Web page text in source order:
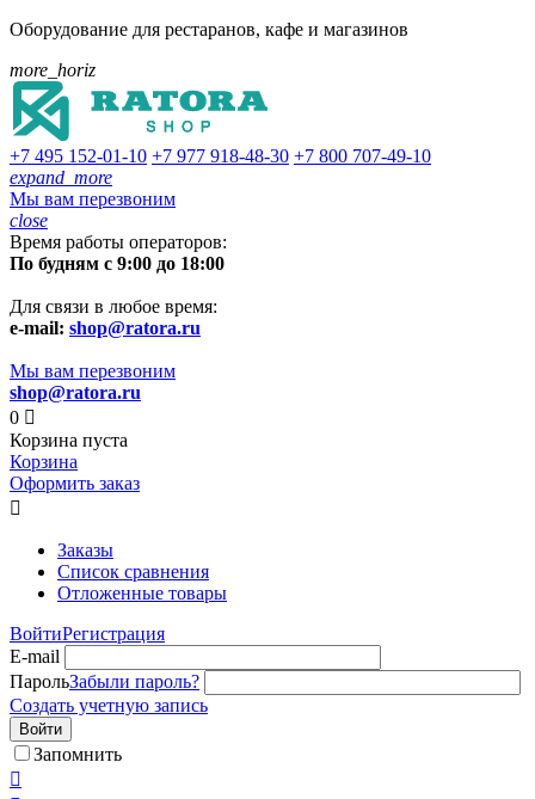
Оборудование для рестаранов, кафе и магазинов
more_horiz
+7 495 152-01-10 +7 977 918-48-30 +7 800 707-49-10
expand_more
Мы вам перезвоним
close
Время работы операторов:
По будням с 9:00 до 18:00
Для связи в любое время:
e-mail: shop@ratora.ru
Мы вам перезвоним
shop@ratora.ru
0 
Корзина пуста
Корзина
Оформить заказ

Заказы
Список сравнения
Отложенные товары
ВойтиРегистрация
E-mail
ПарольЗабыли пароль?
Создать учетную запись
Войти
Запомнить
